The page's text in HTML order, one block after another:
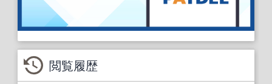
閲覧履歴